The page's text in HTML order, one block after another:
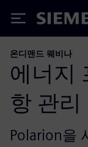
Siemens
온디맨드 웨비나
에너지
항 관
Polarion을